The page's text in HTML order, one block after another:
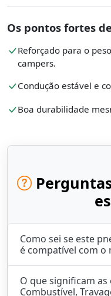
Os pontos fortes
Reforçado para o
campers.
Condução estável e
Boa durabilidade
Como sei se este
é compatível com o
O que significam as
Combustível,